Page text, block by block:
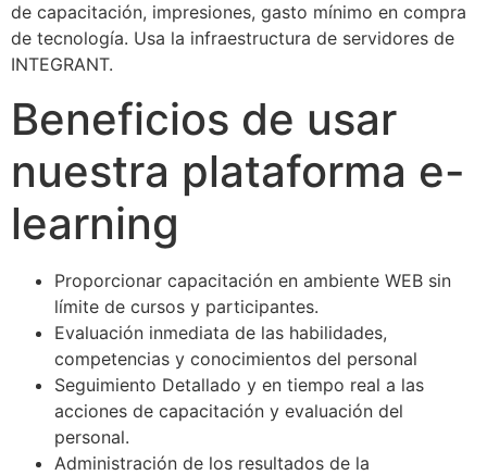
de capacitación, impresiones, gasto mínimo en compra
de tecnología. Usa la infraestructura de servidores de
INTEGRANT.
Beneficios de usar
nuestra plataforma e-
learning
Proporcionar capacitación en ambiente WEB sin
límite de cursos y participantes.
Evaluación inmediata de las habilidades,
competencias y conocimientos del personal
Seguimiento Detallado y en tiempo real a las
acciones de capacitación y evaluación del
personal.
Administración de los resultados de la